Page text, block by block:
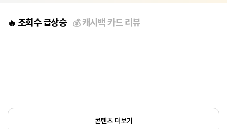
🔥 조회수 급상승 💰캐시백 카드 리뷰
콘텐츠 더보기